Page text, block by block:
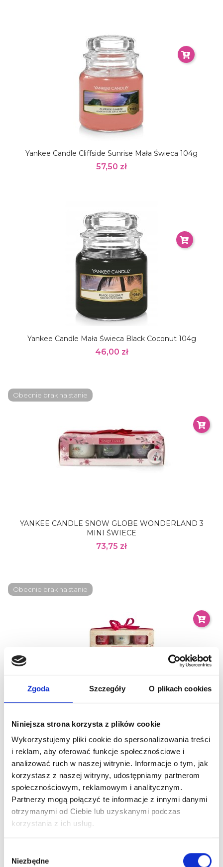
Zgoda Szczegóły O plikach cookies
Niniejsza strona korzysta z plików cookie
Wykorzystujemy pliki cookie do spersonalizowania treści
i reklam, aby oferować funkcje społecznościowe i
analizować ruch w naszej witrynie. Informacje o tym, jak
korzystasz z naszej witryny, udostępniamy partnerom
społecznościowym, reklamowym i analitycznym.
Partnerzy mogą połączyć te informacje z innymi danymi
otrzymanymi od Ciebie lub uzyskanymi podczas
korzystania z ich usług.
zgody
Niezbędne
Yankee Candle Cliffside Sunrise Mała Świeca 104g
57,50 zł
Yankee Candle Mała Świeca Black Coconut 104g
46,00 zł
YANKEE CANDLE SNOW GLOBE WONDERLAND 3
MINI ŚWIECE
73,75 zł
Obecnie brak na stanie
Yankee Candle 6 Szt.
118,75 zł
Obecnie brak na stanie
Obecnie brak na stanie